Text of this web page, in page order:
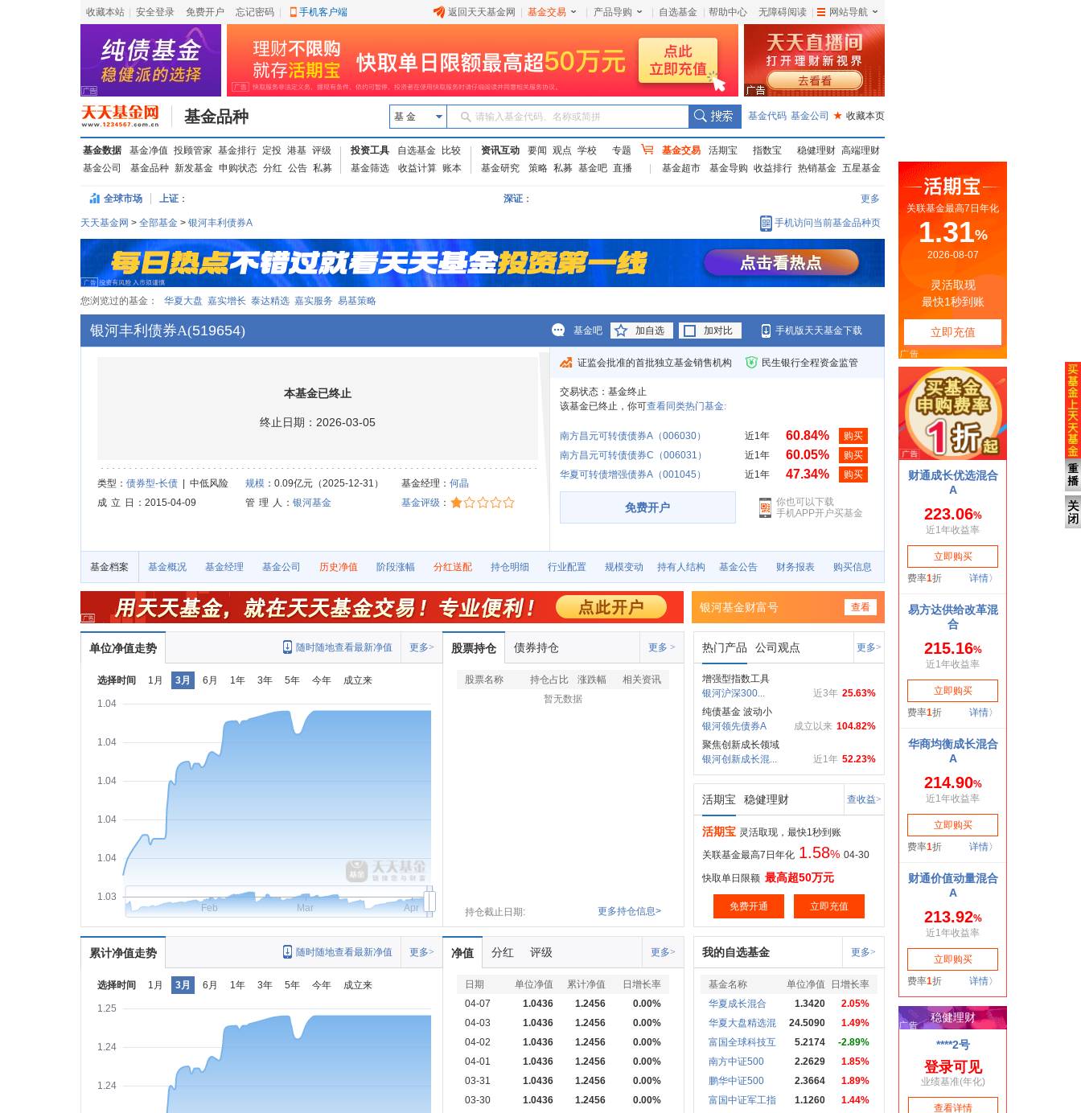
收藏本站 安全登录 免费开户 忘记密码 手机客户端 返回天天基金网 基金交易 产品导购 自选基金 帮助中心 无障碍阅读 网站导航
基金品种 基 金 请输入基金代码、名称或简拼 基金代码 基金公司 ★ 收藏本页
基金数据 基金净值 投顾管家 基金排行 定投 港基 评级
基金公司
基金品种 新发基金 申购状态 分红 公告 私募
投资工具 自选基金
比较
基金筛选
收益计算 账本
资讯互动 要闻 观点 学校
专题
基金研究
策略 私募 基金吧 直播
基金交易 活期宝 指数宝 稳健理财 高端理财
基金超市
基金导购 收益排行 热销基金 五星基金
全球市场 上证： 深证： 更多
天天基金网 > 全部基金 > 银河丰利债券A 手机访问当前基金品种页
您浏览过的基金： 华夏大盘 嘉实增长 泰达精选 嘉实服务 易基策略
银河丰利债券A(519654) 基金吧 加自选 加对比 手机版天天基金下载
本基金已终止
终止日期：2026-03-05
类型： 债券型-长债| 中低风险 规模：0.09亿元（2025-12-31） 基金经理： 何晶
成 立 日
：2015-04-09 管 理 人 ： 银河基金 基金评级 ：
证监会批准的首批独立基金销售机构 民生银行全程资金监管
交易状态： 基金终止
该基金已终止，你可查看同类热门基金:
南方昌元可转债债券A（006030） 近1年 60.84%
购买
南方昌元可转债债券C（006031）
近1年 60.05%
购买
华夏可转债增强债券A（001045）
近1年 47.34% 购买
免费开户
你也可以下载
手机APP开户买基金
基金档案 基金概况 基金经理 基金公司 历史净值 阶段涨幅 分红送配 持仓明细 行业配置 规模变动 持有人结构 基金公告 财务报表 购买信息
银河基金财富号 查看
单位净值走势 更多>
随时随地查看最新净值
选择时间 1月 3月 6月 1年 3年 5年 今年 成立来
1.03
1.04
1.04
1.04
1.04
1.04
Feb Mar Apr
股票持仓 债券持仓 更多 >
股票名称 持仓占比 涨跌幅
相关资讯
暂无数据
持仓截止日期: 更多持仓信息>
热门产品 公司观点 更多>
增强型指数工具
25.63%
近3年
银河沪深300...
纯债基金 波动小
104.82%
成立以来
银河领先债券A
聚焦创新成长领域
52.23%
近1年
银河创新成长混...
活期宝 稳健理财 查收益>
活期宝 灵活取现，最快1秒到账
关联基金最高7日年化 1.58% 04-30
快取单日限额 最高超50万元
免费开通 立即充值
累计净值走势 更多>
随时随地查看最新净值
选择时间 1月 3月 6月 1年 3年 5年 今年 成立来
1.24
1.24
1.25
净值 分红 评级 更多>
日期 单位净值 累计净值
日增长率
04-07
1.0436 1.2456
0.00%
04-03
1.0436 1.2456
0.00%
04-02
1.0436 1.2456
0.00%
04-01
1.0436 1.2456
0.00%
03-31
1.0436 1.2456
0.00%
03-30
1.0436 1.2456
0.00%
我的自选基金 更多>
基金名称 单位净值
日增长率
华夏成长混合
1.3420
2.05%
华夏大盘精选混
24.5090
1.49%
富国全球科技互
5.2174
-2.89%
南方中证500
2.2629
1.85%
鹏华中证500
2.3664
1.89%
富国中证军工指
1.1260
1.44%